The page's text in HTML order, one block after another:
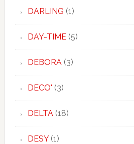
DARLING (1)
DAY-TIME(5)
DEBORA(3)
DECO' (3)
DELTA(18)
DESY(1)